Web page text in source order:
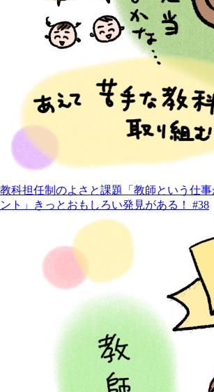
教科担任制のよさと課題「教師という仕
ント」きっとおもしろい発見がある！ #38